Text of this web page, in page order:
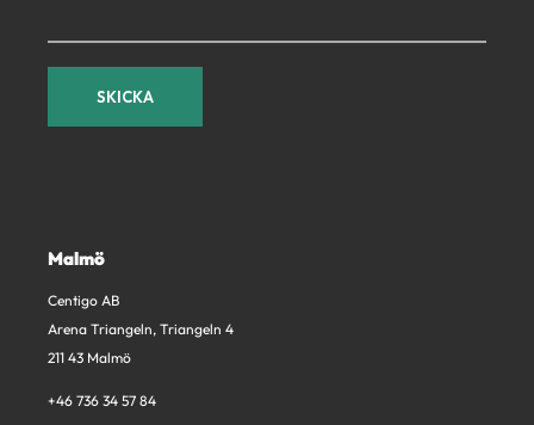
Malmö
Centigo AB
Arena Triangeln, Triangeln 4
211 43 Malmö
+46 736 34 57 84